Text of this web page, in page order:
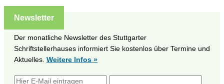
Newsletter
Der monatliche Newsletter des Stuttgarter
Schriftstellerhauses informiert Sie kostenlos über Termine und
Aktuelles. Weitere Infos »